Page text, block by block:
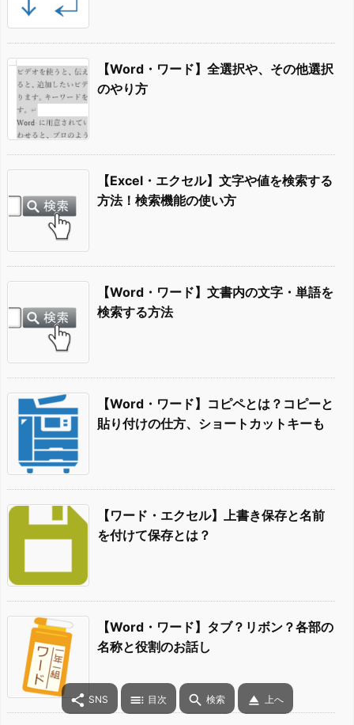
【Word・ワード】全選択や、その他選択
のやり方
【Excel・エクセル】文字や値を検索する
方法！検索機能の使い方
【Word・ワード】文書内の文字・単語を
検索する方法
【Word・ワード】コピペとは？コピーと
貼り付けの仕方、ショートカットキーも
【ワード・エクセル】上書き保存と名前
を付けて保存とは？
【Word・ワード】タブ？リボン？各部の
名称と役割のお話し
 SNS  目次  検索  上へ